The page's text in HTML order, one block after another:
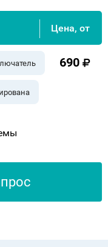
Цена, от
690